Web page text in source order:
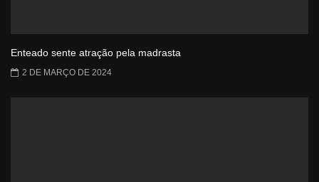
Enteado sente atração pela madrasta
2 DE MARÇO DE 2024